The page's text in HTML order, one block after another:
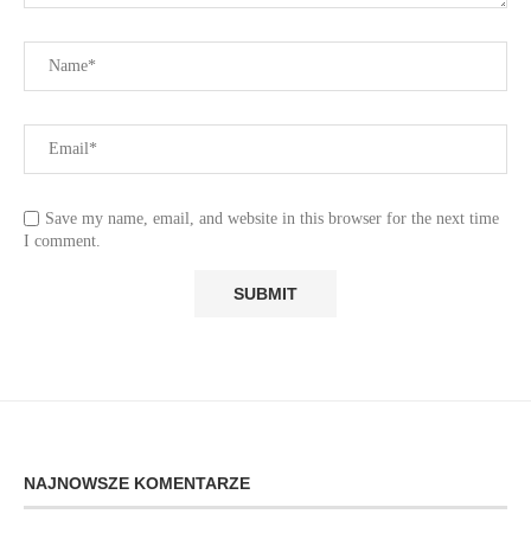
Save my name, email, and website in this browser for the next time
I comment.
NAJNOWSZE KOMENTARZE